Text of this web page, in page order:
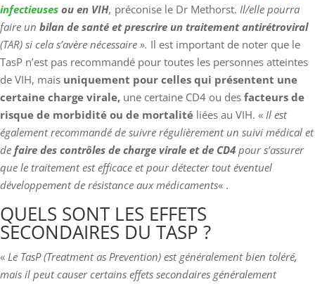
infectieuses ou en VIH, préconise le Dr Methorst. Il/elle pourra
faire un bilan de santé et prescrire un traitement antirétroviral
(TAR) si cela s’avère nécessaire ». Il est important de noter que le
TasP n’est pas recommandé pour toutes les personnes atteintes
de VIH, mais uniquement pour celles qui présentent une
certaine charge virale, une certaine CD4 ou des facteurs de
risque de morbidité ou de mortalité liées au VIH. « Il est
également recommandé de suivre régulièrement un suivi médical et
de faire des contrôles de charge virale et de CD4 pour s’assurer
que le traitement est efficace et pour détecter tout éventuel
développement de résistance aux médicaments« .
QUELS SONT LES EFFETS
SECONDAIRES DU TASP ?
« Le TasP (Treatment as Prevention) est généralement bien toléré,
mais il peut causer certains effets secondaires généralement